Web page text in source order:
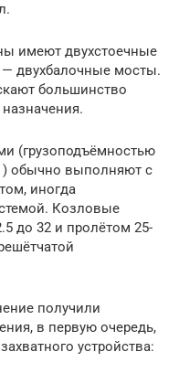
имеют двухстоечные
двухбалочные мосты.
большинство
(грузоподъёмностью
) обычно выполняют с
иногда
Козловые
до 32 и пролётом 25-
получили
в первую очередь,
устройства: